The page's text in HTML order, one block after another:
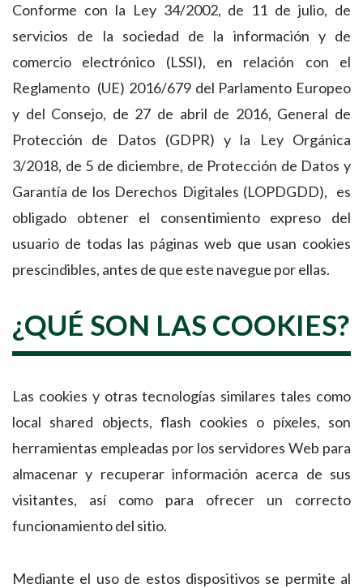
Conforme con la Ley 34/2002, de 11 de julio, de
servicios de la sociedad de la información y de
comercio electrónico (LSSI), en relación con el
Reglamento (UE) 2016/679 del Parlamento Europeo
y del Consejo, de 27 de abril de 2016, General de
Protección de Datos (GDPR) y la Ley Orgánica
3/2018, de 5 de diciembre, de Protección de Datos y
Garantía de los Derechos Digitales (LOPDGDD), es
obligado obtener el consentimiento expreso del
usuario de todas las páginas web que usan cookies
prescindibles, antes de que este navegue por ellas.
¿QUÉ SON LAS COOKIES?
Las cookies y otras tecnologías similares tales como
local shared objects, flash cookies o píxeles, son
herramientas empleadas por los servidores Web para
almacenar y recuperar información acerca de sus
visitantes, así como para ofrecer un correcto
funcionamiento del sitio.
Mediante el uso de estos dispositivos se permite al